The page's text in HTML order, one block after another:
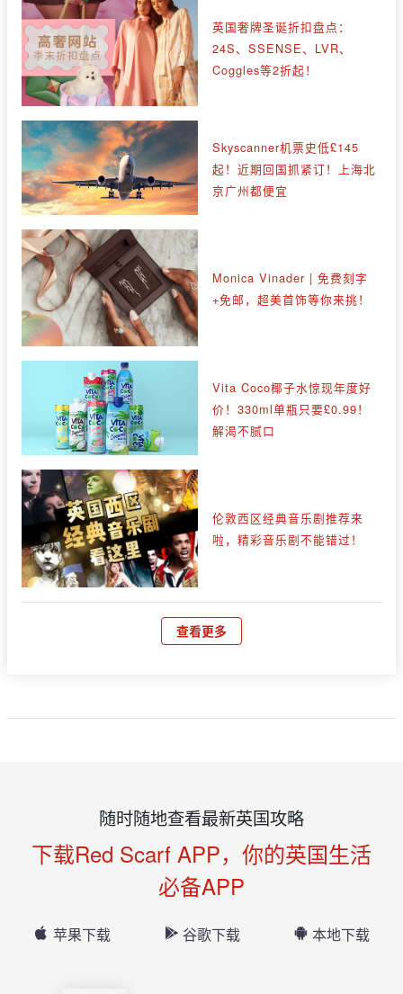
英国奢牌圣诞折扣盘点：
24S、SSENSE、LVR、
Coggles等2折起！
Skyscanner机票史低£145
起！近期回国抓紧订！上海北
京广州都便宜
Monica Vinader | 免费刻字
+免邮，超美首饰等你来挑！
Vita Coco椰子水惊现年度好
价！330ml单瓶只要£0.99！
解渴不腻口
伦敦西区经典音乐剧推荐来
啦，精彩音乐剧不能错过！
查看更多
随时随地查看最新英国攻略
下载Red Scarf APP，你的英国生活
必备APP
苹果下载 谷歌下载 本地下载